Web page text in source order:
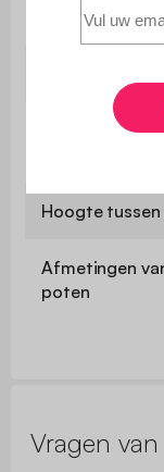
Afmetingen
Afmetingen
Hoogte tussen
Afmetingen
poten
Vragen